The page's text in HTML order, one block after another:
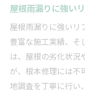
屋根雨漏りに強い
屋根雨漏りに強いリ
豊富な施工実績、そ
は、屋根の劣化状況
が、根本修理には不
地調査を丁寧に行い